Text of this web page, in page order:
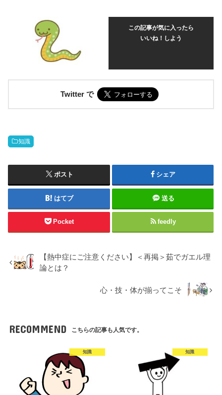
この記事が気に入ったら
いいね！しよう
Twitter で
知識
ポスト シェア
はてブ 送る
Pocket feedly
【熱中症にご注意ください】＜再掲＞茹でガエル理
論とは？
心・技・体が揃ってこそ
RECOMMEND こちらの記事も人気です。
知識 知識